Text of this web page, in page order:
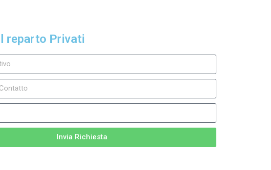
reparto Privati
Invia Richiesta